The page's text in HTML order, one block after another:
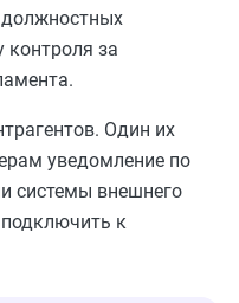
должностных
контроля за
Один их
уведомление по
системы внешнего
к